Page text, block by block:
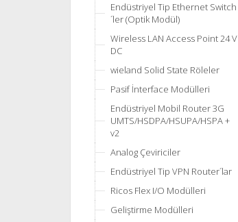
Endüstriyel Tip Ethernet Switch
´ler (Optik Modül)
Wireless LAN Access Point 24 V
DC
wieland Solid State Röleler
Pasif İnterface Modülleri
Endüstriyel Mobil Router 3G
UMTS/HSDPA/HSUPA/HSPA +
v2
Analog Çeviriciler
Endüstriyel Tip VPN Router´lar
Ricos Flex I/O Modülleri
Geliştirme Modülleri